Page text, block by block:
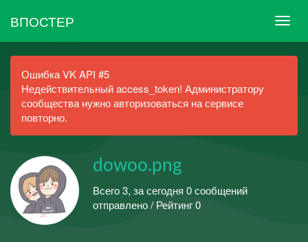
ВПОСТЕР
Ошибка VK API #5
Недействительный access_token! Администратору
сообщества нужно авторизоваться на сервисе
повторно.
dowoo.png
Всего 3, за сегодня 0 сообщений
отправлено / Рейтинг 0